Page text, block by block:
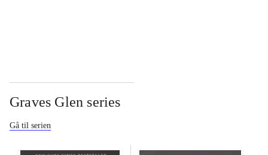
Graves Glen series
Gå til serien